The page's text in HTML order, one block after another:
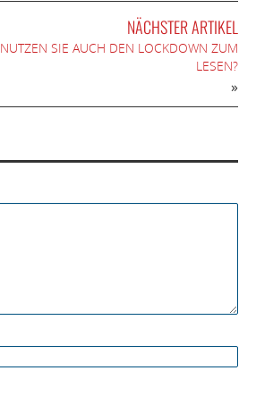
NÄCHSTER ARTIKEL
NUTZEN SIE AUCH DEN LOCKDOWN ZUM
LESEN?
»